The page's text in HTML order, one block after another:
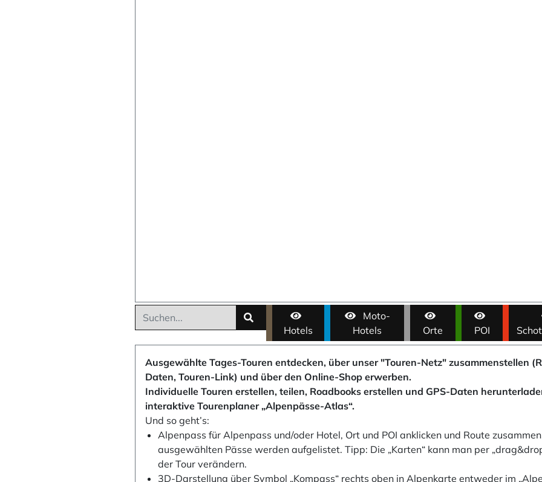
Hotels
Moto-
Hotels
Orte POI
Ausgewählte Tages-Touren entdecken, über unser "Touren-Netz" zusammenstellen
Daten, Touren-Link) und über den Online-Shop erwerben.
Individuelle Touren erstellen, teilen, Roadbooks erstellen und GPS-Daten
interaktive Tourenplaner „Alpenpässe-Atlas“.
Und so geht’s:
Alpenpass für Alpenpass und/oder Hotel, Ort und POI anklicken und Route
ausgewählten Pässe werden aufgelistet. Tipp: Die „Karten“ kann man per
der Tour verändern.
3D-Darstellung über Symbol „Kompass“ rechts oben in Alpenkarte entweder im